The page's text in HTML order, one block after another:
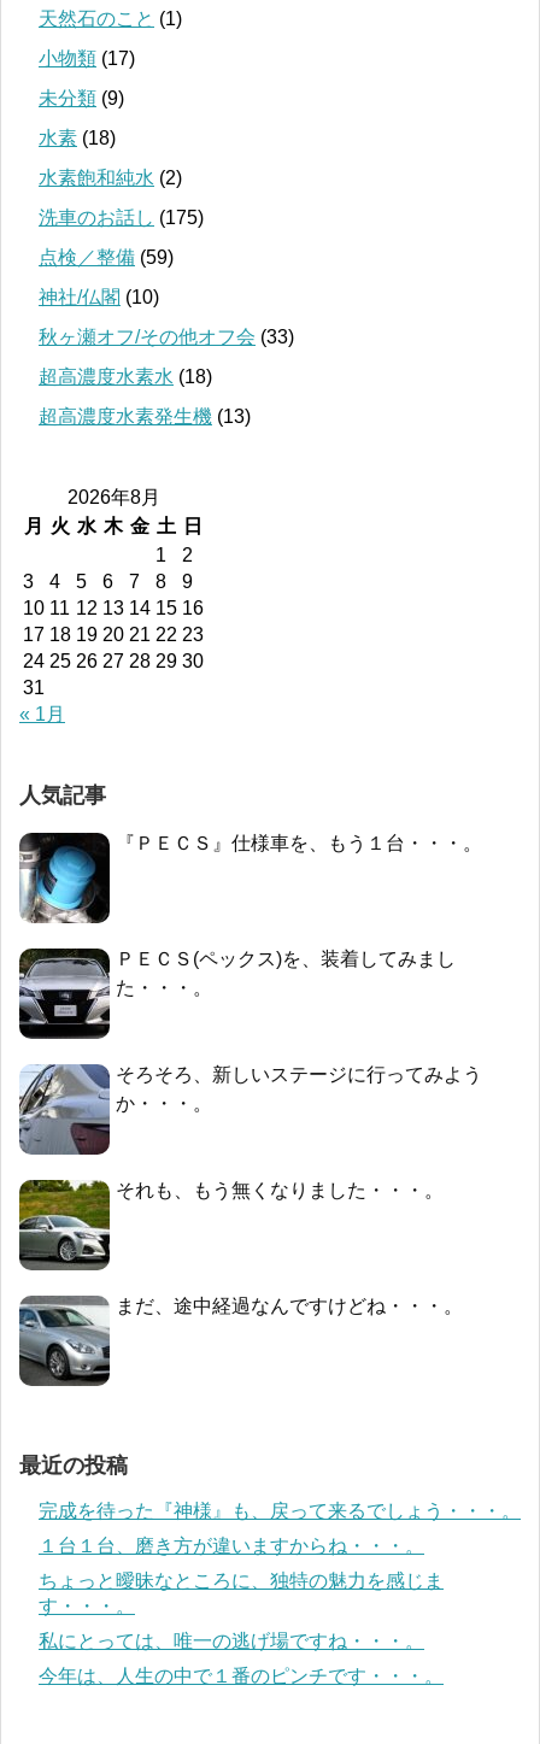
天然石のこと (1)
小物類 (17)
未分類 (9)
水素 (18)
水素飽和純水 (2)
洗車のお話し (175)
点検／整備 (59)
神社/仏閣 (10)
秋ヶ瀬オフ/その他オフ会 (33)
超高濃度水素水 (18)
超高濃度水素発生機 (13)
2026年8月
月
火 水 木 金 土
日
1
2
3
4 5 6 7 8
9
10 11 12 13 14 15 16
17 18 19 20 21 22 23
24 25 26 27 28 29 30
31
« 1月
人気記事
『ＰＥＣＳ』仕様車を、もう１台・・・。
ＰＥＣＳ(ペックス)を、装着してみまし
た・・・。
そろそろ、新しいステージに行ってみよう
か・・・。
それも、もう無くなりました・・・。
まだ、途中経過なんですけどね・・・。
最近の投稿
完成を待った『神様』も、戻って来るでしょう・・・。
１台１台、磨き方が違いますからね・・・。
ちょっと曖昧なところに、独特の魅力を感じま
す・・・。
私にとっては、唯一の逃げ場ですね・・・。
今年は、人生の中で１番のピンチです・・・。